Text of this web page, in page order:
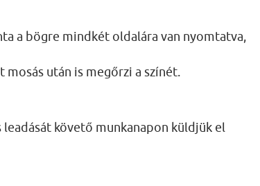
a bögre mindkét oldalára van nyomtatva,
mosás után is megőrzi a színét.
követő munkanapon küldjük el